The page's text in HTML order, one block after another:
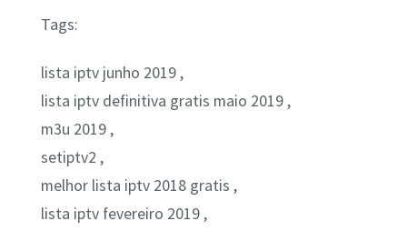
Tags:
lista iptv junho 2019 ,
lista iptv definitiva gratis maio 2019 ,
m3u 2019 ,
setiptv2 ,
melhor lista iptv 2018 gratis ,
lista iptv fevereiro 2019 ,